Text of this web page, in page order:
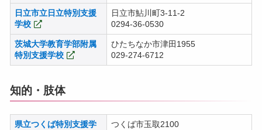
日立市立日立特別支援
学校
日立市鮎川町3-11-2
0294-36-0530
茨城大学教育学部附属
特別支援学校
ひたちなか市津田1955
029-274-6712
知的・肢体
県立つくば特別支援学
つくば市玉取2100